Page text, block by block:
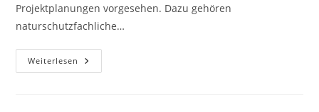
Projektplanungen vorgesehen. Dazu gehören
naturschutzfachliche…
Weiterlesen 35
Windräder